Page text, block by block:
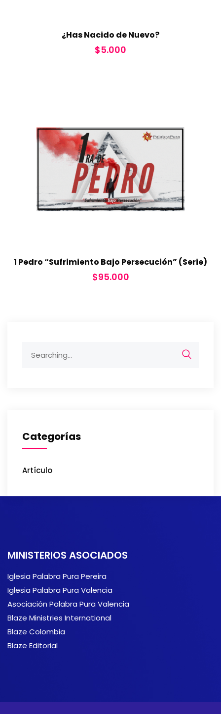
¿Has Nacido de Nuevo?
$5.000
1 Pedro “Sufrimiento Bajo Persecución” (Serie)
$95.000
Categorías
Artículo
MINISTERIOS ASOCIADOS
Iglesia Palabra Pura Pereira
Iglesia Palabra Pura Valencia
Asociación Palabra Pura Valencia
Blaze Ministries International
Blaze Colombia
Blaze Editorial